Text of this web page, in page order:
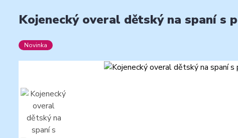
Kojenecký overal dětský na spaní s
Novinka